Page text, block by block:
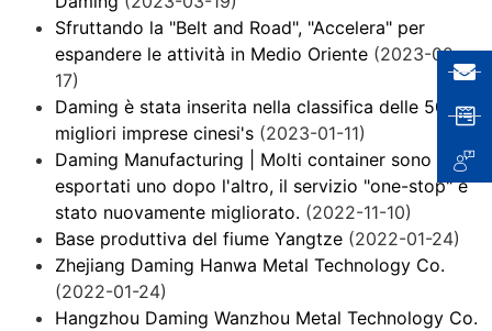
Sfruttando la "Belt and Road", "Accelera" per
espandere le attività in Medio Oriente (2023-02-
17)
Daming è stata inserita nella classifica delle 500
migliori imprese cinesi's (2023-01-11)
Daming Manufacturing | Molti container sono stati
esportati uno dopo l'altro, il servizio "one-stop" è
stato nuovamente migliorato. (2022-11-10)
Base produttiva del fiume Yangtze (2022-01-24)
Zhejiang Daming Hanwa Metal Technology Co.
(2022-01-24)
Hangzhou Daming Wanzhou Metal Technology Co.